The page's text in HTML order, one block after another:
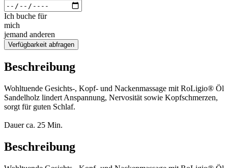
Ich buche für
mich
jemand anderen
Verfügbarkeit abfragen
Beschreibung
Wohltuende Gesichts-, Kopf- und Nackenmassage mit RoLigio® Öl
Sandelholz lindert Anspannung, Nervosität sowie Kopfschmerzen,
sorgt für guten Schlaf.
Dauer ca. 25 Min.
Beschreibung